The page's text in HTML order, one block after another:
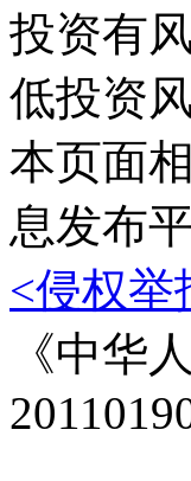
投资有
低投资
本页面
息发布
<侵权举
《中华